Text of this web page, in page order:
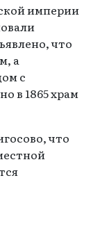
империи
что
а
с
в 1865 храм
что